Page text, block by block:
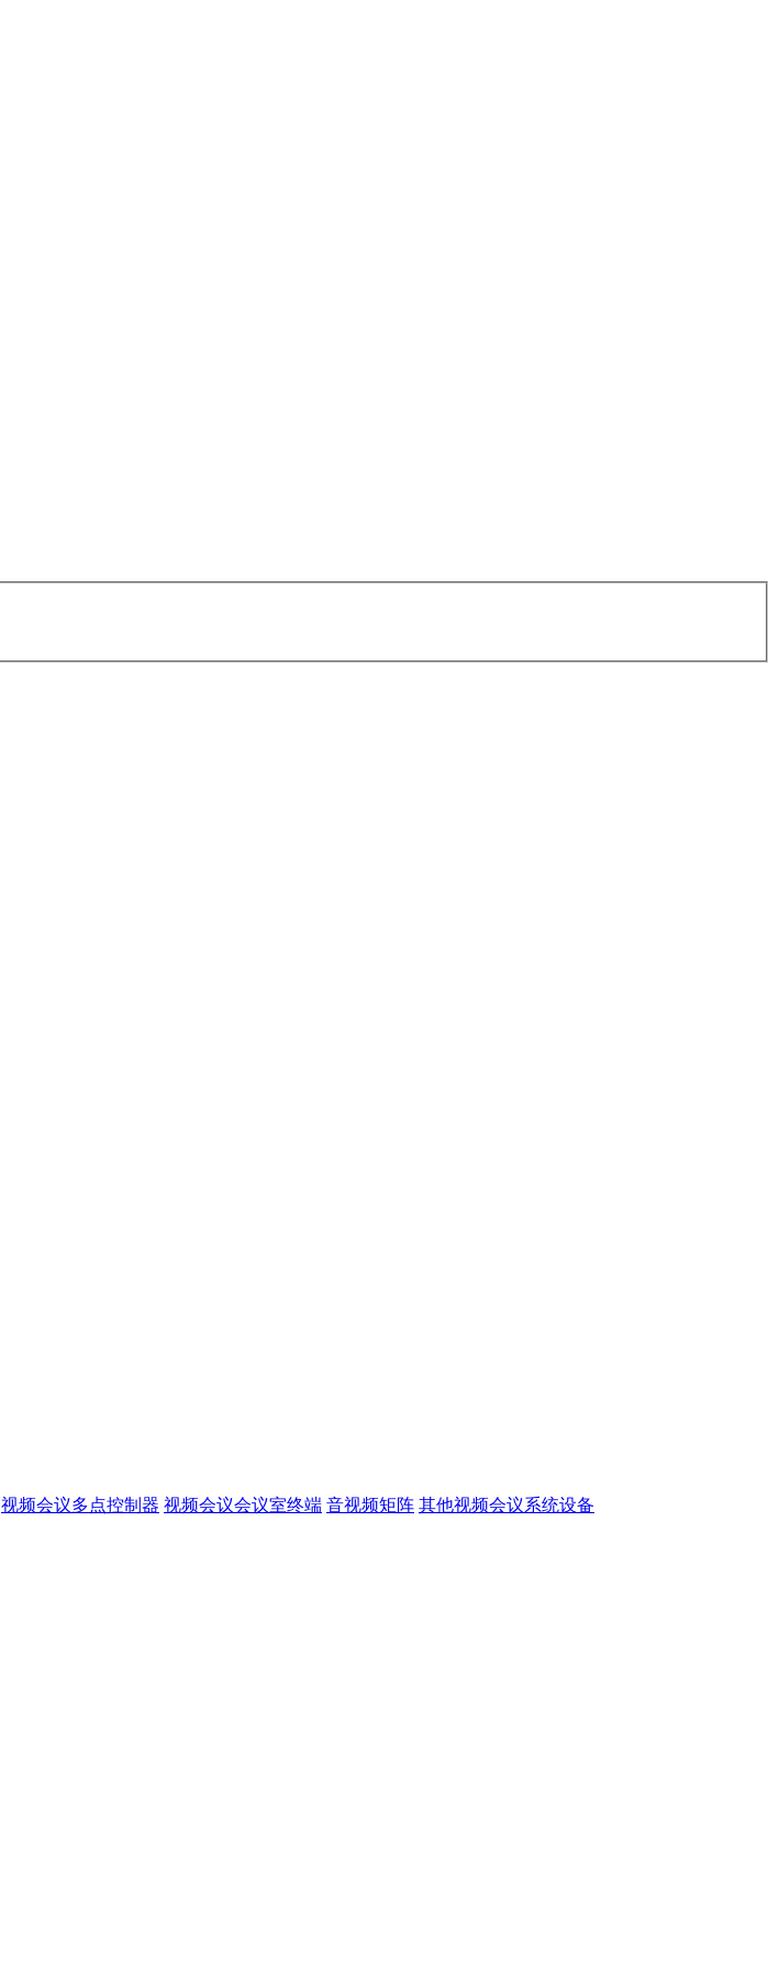
视频会议多点控制器 视频会议会议室终端 音视频矩阵 其他视频会议系统设备